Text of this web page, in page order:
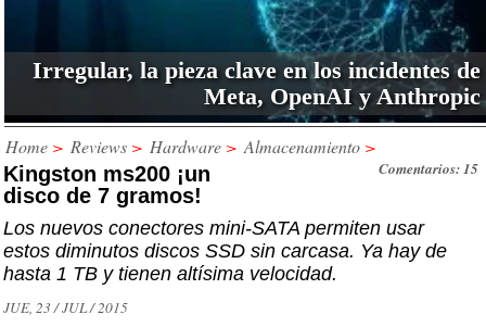
Irregular, la pieza clave en los incidentes de
Meta, OpenAI y Anthropic
Home > Reviews > Hardware > Almacenamiento >
Comentarios: 15
Kingston ms200 ¡un
disco de 7 gramos!
Los nuevos conectores mini-SATA permiten usar
estos diminutos discos SSD sin carcasa. Ya hay de
hasta 1 TB y tienen altísima velocidad.
JUE, 23 / JUL / 2015